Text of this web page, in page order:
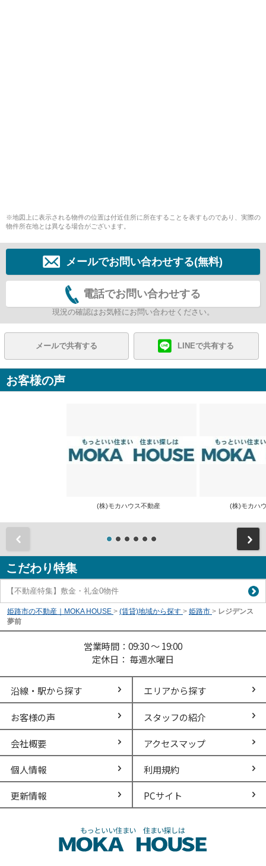
※地図上に表示される物件の位置は付近住所に所在することを表すものであり、実際の
物件所在地とは異なる場合がございます。
メールでお問い合わせする(無料)
電話でお問い合わせする
現況の確認はお気軽にお問い合わせください。
メールで共有する LINEで共有する
お客様の声
(株)モカハウス不動産 (株)モカハ
こだわり特集
【不動産特集】敷金・礼金0物件
姫路市の不動産｜MOKA HOUSE > (賃貸)地域から探す > 姫路市 > レジデンス
夢前
営業時間：09:30 ～ 19:00
定休日： 毎週水曜日
沿線・駅から探す エリアから探す
お客様の声 スタッフの紹介
会社概要 アクセスマップ
個人情報 利用規約
更新情報 PCサイト